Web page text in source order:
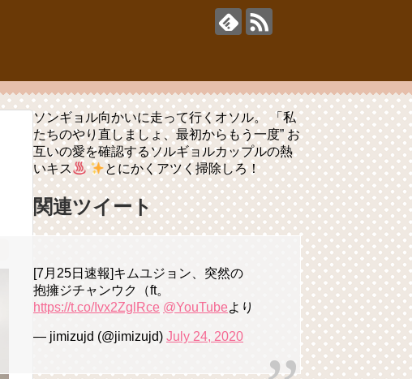
ソンギョル向かいに走って行くオソル。 「私
たちのやり直しましょ、最初からもう一度” お
互いの愛を確認するソルギョルカップルの熱
いキス
とにかくアツく掃除しろ！
関連ツイート
[7月25日速報]キムユジョン、突然の
抱擁ジチャンウク（ft。
https://t.co/Ivx2ZglRce @YouTubeより
— jimizujd (@jimizujd) July 24, 2020